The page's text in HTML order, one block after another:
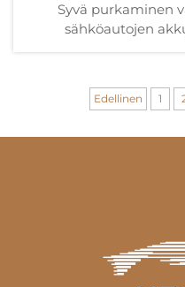
Syvä purkaminen
sähköautojen
Edellinen 1